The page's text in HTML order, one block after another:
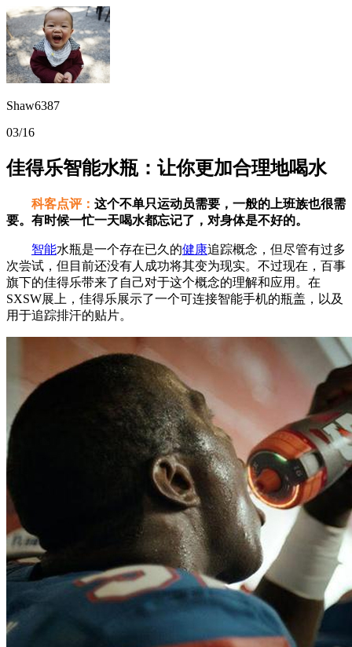
Shaw6387
03/16
佳得乐智能水瓶：让你更加合理地喝水
科客点评： 这个不单只运动员需要，一般的上班族也很需
要。有时候一忙一天喝水都忘记了，对身体是不好的。
智能水瓶是一个存在已久的健康追踪概念，但尽管有过多
次尝试，但目前还没有人成功将其变为现实。不过现在，百事
旗下的佳得乐带来了自己对于这个概念的理解和应用。在
SXSW展上，佳得乐展示了一个可连接智能手机的瓶盖，以及
用于追踪排汗的贴片。